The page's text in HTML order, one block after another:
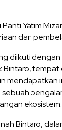
Yatim
dan
diikuti
Bintaro,
mendapatkan
ekosistem.
Bintaro,